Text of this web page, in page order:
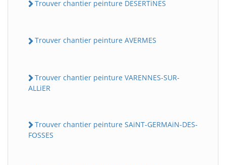
Trouver chantier peinture DESERTiNES
Trouver chantier peinture AVERMES
Trouver chantier peinture VARENNES-SUR-
ALLiER
Trouver chantier peinture SAiNT-GERMAiN-DES-
FOSSES